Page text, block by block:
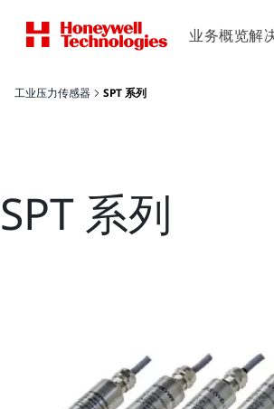
业务概览解
工业压力传感器 SPT 系列
SPT 系列